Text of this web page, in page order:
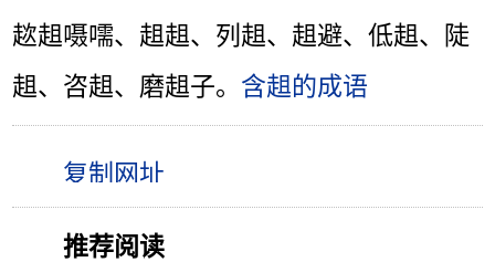
趑趄嗫嚅、趄趄、列趄、趄避、低趄、陡
趄、咨趄、磨趄子。 含趄的成语
推荐阅读